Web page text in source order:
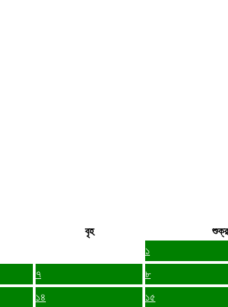
বৃহ শুক্র
১
৭ ৮
১৪ ১৫